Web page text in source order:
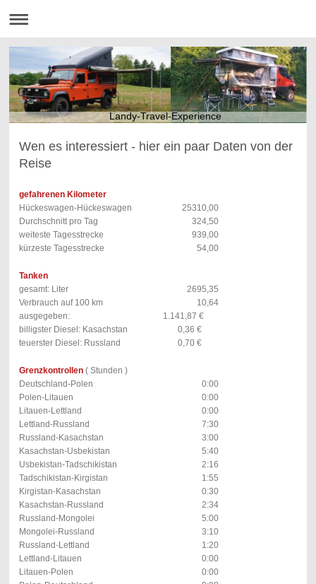
Landy-Travel-Experience
Wen es interessiert - hier ein paar Daten von der
Reise
gefahrenen Kilometer
Hückeswagen-Hückeswagen
25310,00
Durchschnitt pro Tag
324,50
weiteste Tagesstrecke
939,00
kürzeste Tagesstrecke
54,00
Tanken
gesamt: Liter
2695,35
Verbrauch auf 100 km
10,64
ausgegeben:
1.141,87 €
billigster Diesel: Kasachstan
0,36 €
teuerster Diesel: Russland
0,70 €
Grenzkontrollen( Stunden )
Deutschland-Polen
0:00
Polen-Litauen
0:00
Litauen-Lettland
0:00
Lettland-Russland
7:30
Russland-Kasachstan
3:00
Kasachstan-Usbekistan
5:40
Usbekistan-Tadschikistan
2:16
Tadschikistan-Kirgistan
1:55
Kirgistan-Kasachstan
0:30
Kasachstan-Russland
2:34
Russland-Mongolei
5:00
Mongolei-Russland
3:10
Russland-Lettland
1:20
Lettland-Litauen
0:00
Litauen-Polen
0:00